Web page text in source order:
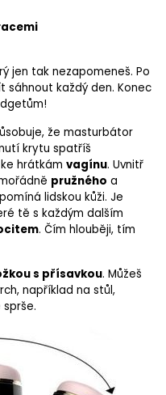
jen tak nezapomeneš. Po
každý den. Konec
že masturbátor
krytu spatříš
ke hrátkám vagínu. Uvnitř
pružného a
lidskou kůži. Je
tě s každým dalším
. Čím hlouběji, tím
s přísavkou. Můžeš
například na stůl,